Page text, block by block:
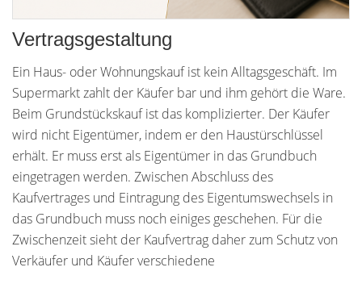
Vertragsgestaltung
Ein Haus- oder Wohnungskauf ist kein Alltagsgeschäft. Im
Supermarkt zahlt der Käufer bar und ihm gehört die Ware.
Beim Grundstückskauf ist das komplizierter. Der Käufer
wird nicht Eigentümer, indem er den Haustürschlüssel
erhält. Er muss erst als Eigentümer in das Grundbuch
eingetragen werden. Zwischen Abschluss des
Kaufvertrages und Eintragung des Eigentumswechsels in
das Grundbuch muss noch einiges geschehen. Für die
Zwischenzeit sieht der Kaufvertrag daher zum Schutz von
Verkäufer und Käufer verschiedene